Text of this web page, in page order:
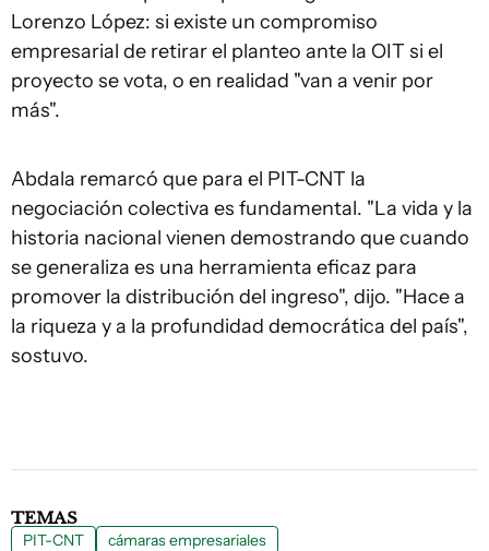
Lorenzo López: si existe un compromiso
empresarial de retirar el planteo ante la OIT si el
proyecto se vota, o en realidad "van a venir por
más".
Abdala remarcó que para el PIT-CNT la
negociación colectiva es fundamental. "La vida y la
historia nacional vienen demostrando que cuando
se generaliza es una herramienta eficaz para
promover la distribución del ingreso", dijo. "Hace a
la riqueza y a la profundidad democrática del país",
sostuvo.
TEMAS
PIT-CNT cámaras empresariales